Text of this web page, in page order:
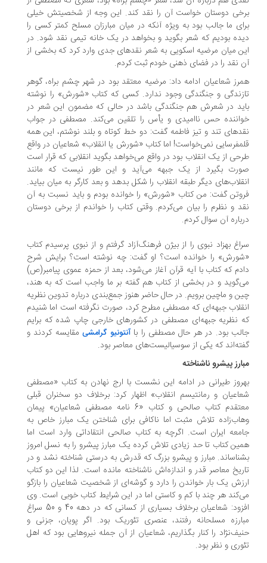
دوستان خواست آن را نقد کند. این وجه از شخصیتش خیلی
ما جالب بود به ویژه آنکه در میان مبارزان مسلح کمتر کسی را
بودیم که شعر بگوید و بخواهد در یک خانه تیمی نقد شود. در
میان مرضیه اسکویی به شعر نقدهای جدی وارد کرد که بخشی از
نقد را در فضای ذهنی خودم ثبت کردم.
شعاعیان ادامه داد: مرضیه معتقد بود در شهر چشم براه، گوهر
و جنگندگی وجود ندارد. کسی که کتاب «شورش» را نوشته
در شعرش هم جنگندگی باشد در حالی که مضمون این شعر در
حس ناامیدی و یأس را تلقین می‌کند. مصطفی در جواب
تند و تیز فاطمه گفت: دو خط کوتاه و بلند نوشتم، این همه
نمی‌خواست! اما کتاب «شورش یا انقلاب» شعاعیان در واقع
از یک انقلاب بود در واقع می‌خواهد بگوید انقلابی که قرار است
بگیرد از یک جبهه می‌آید و این ‌طور نیست که مانند
دیگر طبقه انقلاب را شکل بدهد و بعد کارگر به میان بیاید.
گفت: من کتاب «شورش» را خوانده بودم و باید نسبت به آن
و نظرم را بیان می‌کردم. وقتی کتاب را خواندم از برخی دوستان
آن سوال کردم.
بهزاد نبوی را از بیژن فرهنگ‌آزاد گرفتم و از نبوی پرسیدم کتاب
را خوانده است؟ او گفت: چه نوشته است؟ برایش شرح
که کتاب با آیه قرآن آغاز می‌شود، بعد از حمزه عموی پیامبر(ص)
و در بخشی از کتاب هم گفته بر ما واجب است که به هند،
و ماچین برویم. در حال حاضر هنوز جمع‌بندی درباره تدوین نظریه
جبهه‌ای که مصطفی مطرح کرد، صورت نگرفته است اما شنیدم
نظریه جبهه‌ای مصطفی در کشورهای خارجی چاپ شده که برایم
بود. در هر حال مصطفی را باآنتونیو گرامشیمقایسه کردند و
که یکی از سوسیالیست‌های معاصر بود.
پیشرو ناشناخته
طیرانی در ادامه این نشست با ارج نهادن به کتاب «مصطفی
و رمانتیسم انقلاب» اظهار کرد: برخلاف دو سخنران قبلی
معتقدم کتاب صالحی و کتاب «6 نامه مصطفی شعاعیان» پیمان
تلاش مثبت اما ناکافی برای شناختن یک مبارز خاص به
ایران است. اگرچه به کتاب صالحی انتقاداتی وارد است اما
کتاب تا حد زیادی تلاش کرده یک مبارز پیشرو را به نسل امروز
مبارز و پیشرو بزرگ که قدرش به درستی شناخته نشد و در
معاصر قدر و اندازه‌اش ناشناخته مانده است. لذا این دو کتاب
یک بار خواندن را دارد و گوشه‌ای از شخصیت شعاعیان را بازگو
هر چند با کم و کاستی اما در این شرایط کتاب خوبی است. وی
افزود: شعاعیان برخلاف بسیاری از کسانی که در دهه 40 و 50 سراغ
مسلحانه رفتند، عنصری تئوریک بود. اگر پویان، جزنی و
را کنار بگذاریم، شعاعیان از آن جمله نیروهایی بود که اهل
و نظر بود.